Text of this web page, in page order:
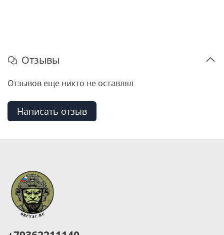
Отзывы
Отзывов еще никто не оставлял
Написать отзыв